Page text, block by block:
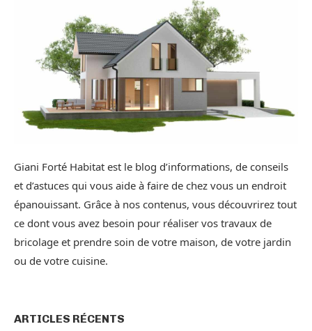
Giani Forté Habitat est le blog d’informations, de conseils
et d’astuces qui vous aide à faire de chez vous un endroit
épanouissant. Grâce à nos contenus, vous découvrirez tout
ce dont vous avez besoin pour réaliser vos travaux de
bricolage et prendre soin de votre maison, de votre jardin
ou de votre cuisine.
ARTICLES RÉCENTS